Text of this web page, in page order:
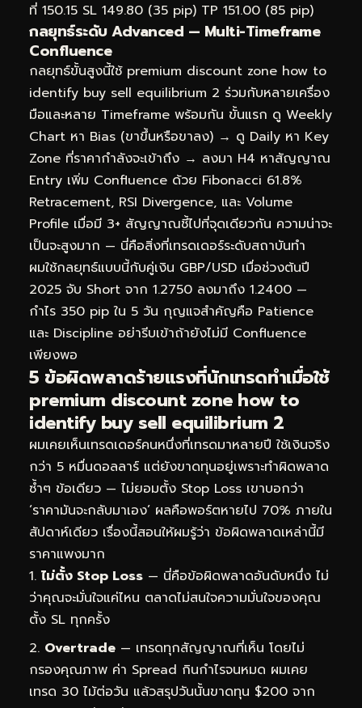
ที่ 150.15 SL 149.80 (35 pip) TP 151.00 (85 pip)
กลยุทธ์ระดับ Advanced — Multi-Timeframe
Confluence
กลยุทธ์ขั้นสูงนี้ใช้ premium discount zone how to
identify buy sell equilibrium 2 ร่วมกับหลายเครื่อง
มือและหลาย Timeframe พร้อมกัน ขั้นแรก ดู Weekly
Chart หา Bias (ขาขึ้นหรือขาลง) → ดู Daily หา Key
Zone ที่ราคากำลังจะเข้าถึง → ลงมา H4 หาสัญญาณ
Entry เพิ่ม Confluence ด้วย Fibonacci 61.8%
Retracement, RSI Divergence, และ Volume
Profile เมื่อมี 3+ สัญญาณชี้ไปที่จุดเดียวกัน ความน่าจะ
เป็นจะสูงมาก — นี่คือสิ่งที่เทรดเดอร์ระดับสถาบันทำ
ผมใช้กลยุทธ์แบบนี้กับคู่เงิน GBP/USD เมื่อช่วงต้นปี
2025 จับ Short จาก 1.2750 ลงมาถึง 1.2400 —
กำไร 350 pip ใน 5 วัน กุญแจสำคัญคือ Patience
และ Discipline อย่ารีบเข้าถ้ายังไม่มี Confluence
เพียงพอ
5 ข้อผิดพลาดร้ายแรงที่นักเทรดทำเมื่อใช้
premium discount zone how to
identify buy sell equilibrium 2
ผมเคยเห็นเทรดเดอร์คนหนึ่งที่เทรดมาหลายปี ใช้เงินจริง
กว่า 5 หมื่นดอลลาร์ แต่ยังขาดทุนอยู่เพราะทำผิดพลาด
ซ้ำๆ ข้อเดียว — ไม่ยอมตั้ง Stop Loss เขาบอกว่า
‘ราคามันจะกลับมาเอง’ ผลคือพอร์ตหายไป 70% ภายใน
สัปดาห์เดียว เรื่องนี้สอนให้ผมรู้ว่า ข้อผิดพลาดเหล่านี้มี
ราคาแพงมาก
ไม่ตั้ง Stop Loss — นี่คือข้อผิดพลาดอันดับหนึ่ง ไม่
ว่าคุณจะมั่นใจแค่ไหน ตลาดไม่สนใจความมั่นใจของคุณ
ตั้ง SL ทุกครั้ง
Overtrade — เทรดทุกสัญญาณที่เห็น โดยไม่
กรองคุณภาพ ค่า Spread กินกำไรจนหมด ผมเคย
เทรด 30 ไม้ต่อวัน แล้วสรุปวันนั้นขาดทุน $200 จาก